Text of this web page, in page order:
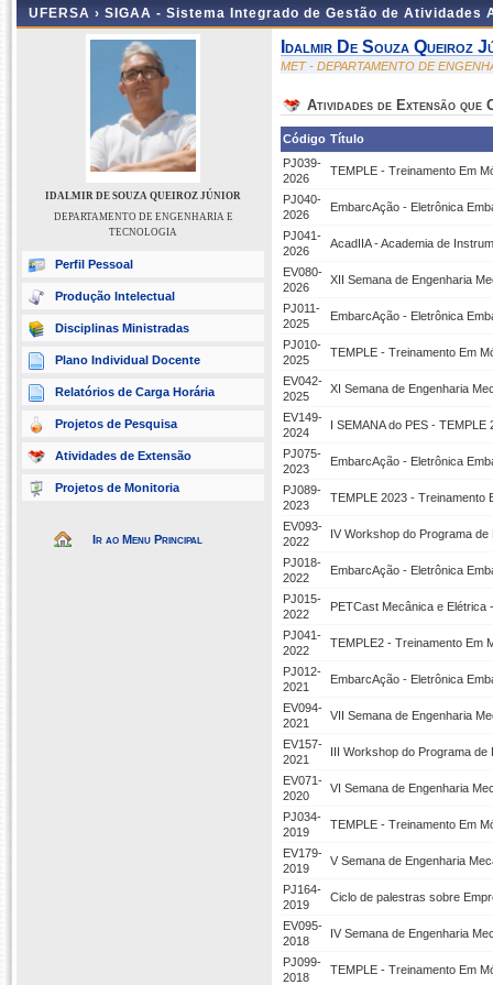
UFERSA › SIGAA - Sistema Integrado de Gestão de Atividades
IDALMIR DE SOUZA QUEIROZ JÚNIOR
DEPARTAMENTO DE ENGENHARIA E
TECNOLOGIA
Perfil Pessoal
Produção Intelectual
Disciplinas Ministradas
Plano Individual Docente
Relatórios de Carga Horária
Projetos de Pesquisa
Atividades de Extensão
Projetos de Monitoria
Ir ao Menu Principal
Idalmir De Souza Queiroz
MET - DEPARTAMENTO DE
Atividades de Extensão que
Código Título
PJ039-
2026
TEMPLE - Treinamento Em
PJ040-
2026
EmbarcAção - Eletrônica
PJ041-
2026
AcadIIA - Academia de
EV080-
2026
XII Semana de Engenharia
PJ011-
2025
EmbarcAção - Eletrônica
PJ010-
2025
TEMPLE - Treinamento Em
EV042-
2025
XI Semana de Engenharia
EV149-
2024
I SEMANA do PES -
PJ075-
2023
EmbarcAção - Eletrônica
PJ089-
2023
TEMPLE 2023 - Treinamento
EV093-
2022
IV Workshop do Programa
PJ018-
2022
EmbarcAção - Eletrônica
PJ015-
2022
PETCast Mecânica e Elétrica
PJ041-
2022
TEMPLE2 - Treinamento Em
PJ012-
2021
EmbarcAção - Eletrônica
EV094-
2021
VII Semana de Engenharia
EV157-
2021
III Workshop do Programa
EV071-
2020
VI Semana de Engenharia
PJ034-
2019
TEMPLE - Treinamento Em
EV179-
2019
V Semana de Engenharia
PJ164-
2019
Ciclo de palestras sobre
EV095-
2018
IV Semana de Engenharia
PJ099-
2018
TEMPLE - Treinamento Em